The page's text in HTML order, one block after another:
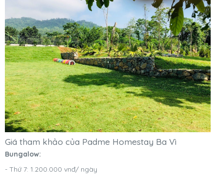
Giá tham khảo của Padme Homestay Ba Vì
Bungalow:
- Thứ 7: 1.200.000 vnđ/ ngày